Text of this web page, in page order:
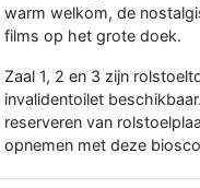
warm welkom, de
films op het grote doek.
Zaal 1, 2 en 3 zijn
invalidentoilet
reserveren van
opnemen met deze